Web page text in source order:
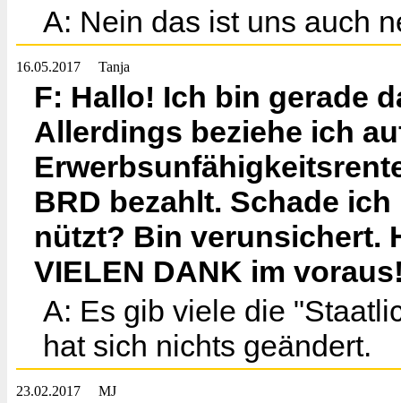
A: Nein das ist uns auch
16.05.2017 Tanja
F: Hallo! Ich bin gerade
Allerdings beziehe ich
BRD bezahlt. Schade
nützt? Bin verunsichert.
VIELEN DANK im
A: Es gib viele die
hat sich nichts geändert.
23.02.2017 MJ